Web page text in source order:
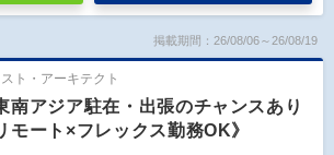
掲載期間：26/08/06～26/08/19
ト・アーキテクト
南アジア駐在・出張のチャンスあり
ート×フレックス勤務OK》